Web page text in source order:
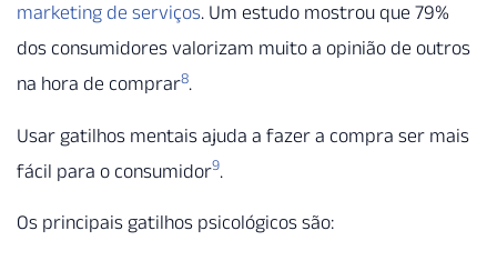
marketing de serviços. Um estudo mostrou que 79%
dos consumidores valorizam muito a opinião de outros
na hora de comprar8.
Usar gatilhos mentais ajuda a fazer a compra ser mais
fácil para o consumidor9.
Os principais gatilhos psicológicos são: